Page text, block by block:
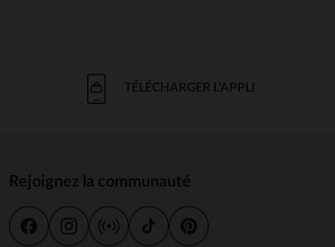
TÉLÉCHARGER L'APPLI
Rejoignez la communauté